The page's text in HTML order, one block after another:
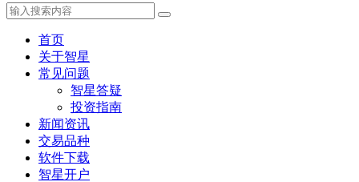
首页
关于智星
常见问题
智星答疑
投资指南
新闻资讯
交易品种
软件下载
智星开户